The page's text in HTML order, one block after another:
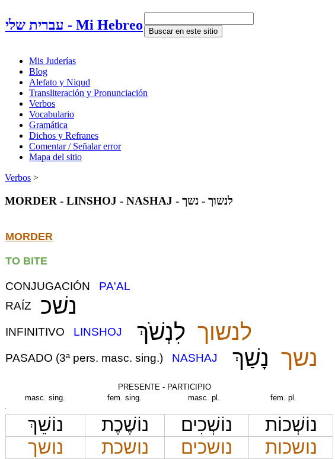
Mi Hebreo - עברית שלי
Mis Juderías
Blog
Alefato y Niqud
Transliteración y Pronunciación
Verbos
Vocabulario
Gramática
Dichos y Refranes
Comentar / Señalar error
Mapa del sitio
Verbos ‎ > ‎
MORDER - LINSHOJ - NASHAJ - לנשוך - נשך
MORDER
TO BITE
CONJUGACIÓN
PA'AL
RAÍZ
נשׁכ
INFINITIVO LINSHOJ לִנְשֹׁךְ לנשוך
PASADO (3ª pers. masc. sing.) NASHAJ נָשַׁךְ נשך
PRESENTE - PARTICIPIO
masc. sing.
fem. sing. masc. pl. fem. pl.
נוֹשֵׁךְ נוֹשֶׁכֶת נוֹשְׁכִים
נוֹשְׁכוֹת
נושך
נושכת נושכים נושכות